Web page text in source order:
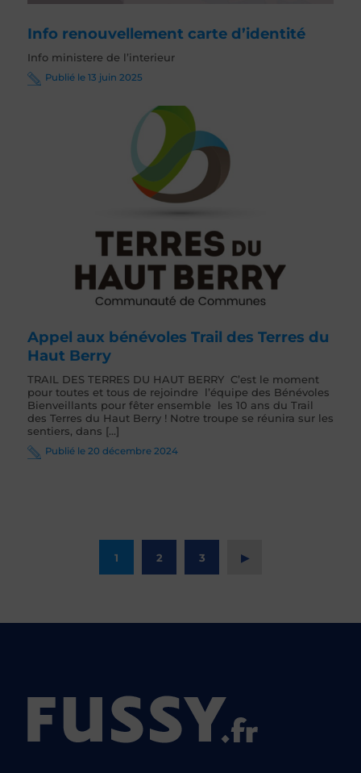
Info renouvellement carte d’identité
Info ministere de l’interieur
Publié le 13 juin 2025
Appel aux bénévoles Trail des Terres du
Haut Berry
TRAIL DES TERRES DU HAUT BERRY C’est le moment
pour toutes et tous de rejoindre l’équipe des Bénévoles
Bienveillants pour fêter ensemble les 10 ans du Trail
des Terres du Haut Berry ! Notre troupe se réunira sur les
sentiers, dans [...]
Publié le 20 décembre 2024
1 2 3 ▶